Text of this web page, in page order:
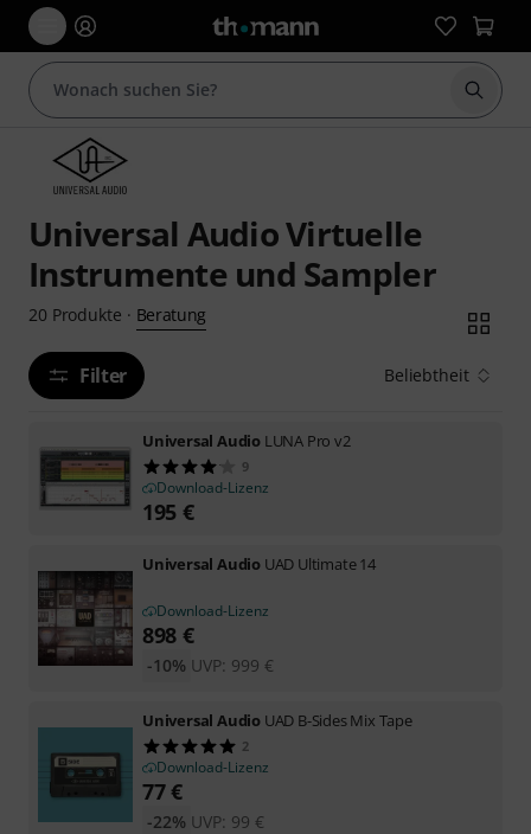
Suche
Universal Audio Virtuelle
Instrumente und Sampler
20 Produkte · Beratung
Filter Beliebtheit
Universal Audio LUNA Pro v2
9
Download-Lizenz
195 €
Universal Audio UAD Ultimate 14
Download-Lizenz
898 €
UVP: 999 €
-10%
Universal Audio UAD B-Sides Mix Tape
2
Download-Lizenz
77€
UVP: 99 €
-22%